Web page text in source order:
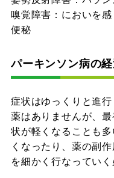
嗅覚障害：においを感
便秘
パーキンソン病の
症状はゆっくりと進
薬はありませんが、
状が軽くなることも
くなったり、薬の副
を細かく行なっていく